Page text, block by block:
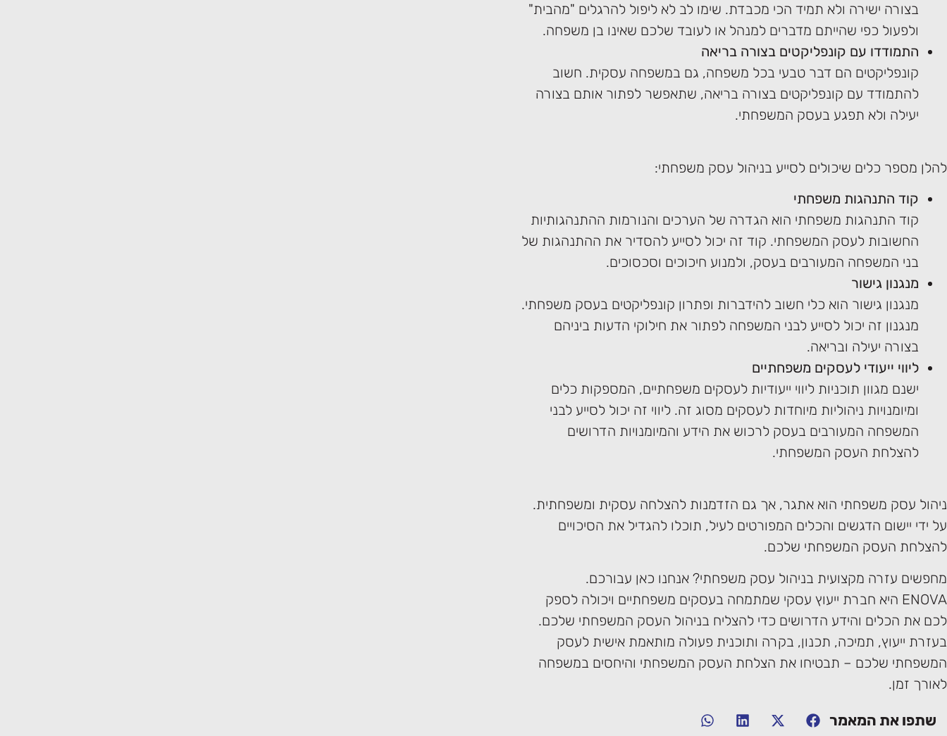
בצורה ישירה ולא תמיד הכי מכבדת. שימו לב לא ליפול להרגלים "מהבית"
ולפעול כפי שהייתם מדברים למנהל או לעובד שלכם שאינו בן משפחה.
התמודדו עם קונפליקטים בצורה בריאה
קונפליקטים הם דבר טבעי בכל משפחה, גם במשפחה עסקית. חשוב
להתמודד עם קונפליקטים בצורה בריאה, שתאפשר לפתור אותם בצורה
יעילה ולא תפגע בעסק המשפחתי.
להלן מספר כלים שיכולים לסייע בניהול עסק משפחתי:
קוד התנהגות משפחתי
קוד התנהגות משפחתי הוא הגדרה של הערכים והנורמות ההתנהגותיות
החשובות לעסק המשפחתי. קוד זה יכול לסייע להסדיר את ההתנהגות של
בני המשפחה המעורבים בעסק, ולמנוע חיכוכים וסכסוכים.
מנגנון גישור
מנגנון גישור הוא כלי חשוב להידברות ופתרון קונפליקטים בעסק משפחתי.
מנגנון זה יכול לסייע לבני המשפחה לפתור את חילוקי הדעות ביניהם
בצורה יעילה ובריאה.
ליווי ייעודי לעסקים משפחתיים
ישנם מגוון תוכניות ליווי ייעודיות לעסקים משפחתיים, המספקות כלים
ומיומנויות ניהוליות מיוחדות לעסקים מסוג זה. ליווי זה יכול לסייע לבני
המשפחה המעורבים בעסק לרכוש את הידע והמיומנויות הדרושים
להצלחת העסק המשפחתי.
ניהול עסק משפחתי הוא אתגר, אך גם הזדמנות להצלחה עסקית ומשפחתית.
על ידי יישום הדגשים והכלים המפורטים לעיל, תוכלו להגדיל את הסיכויים
להצלחת העסק המשפחתי שלכם.
מחפשים עזרה מקצועית בניהול עסק משפחתי? אנחנו כאן עבורכם.
ENOVA היא חברת ייעוץ עסקי שמתמחה בעסקים משפחתיים ויכולה לספק
לכם את הכלים והידע הדרושים כדי להצליח בניהול העסק המשפחתי שלכם.
בעזרת ייעוץ, תמיכה, תכנון, בקרה ותוכנית פעולה מותאמת אישית לעסק
המשפחתי שלכם – תבטיחו את הצלחת העסק המשפחתי והיחסים במשפחה
לאורך זמן.
שתפו את המאמר